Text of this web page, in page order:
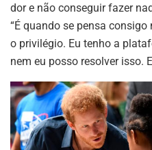
dor e não conseguir fazer
“É quando se pensa
o privilégio. Eu tenho a
nem eu posso resolver isso.